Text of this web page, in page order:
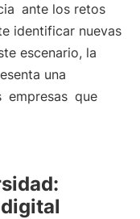
ante los retos
identificar nuevas
escenario, la
una
empresas que